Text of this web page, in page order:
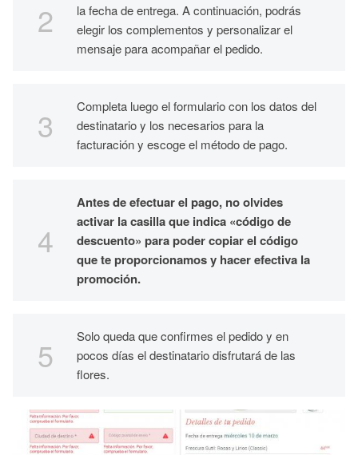
la fecha de entrega. A continuación, podrás
elegir los complementos y personalizar el
mensaje para acompañar el pedido.
Completa luego el formulario con los datos del
destinatario y los necesarios para la
facturación y escoge el método de pago.
Antes de efectuar el pago, no olvides
activar la casilla que indica «código de
descuento» para poder copiar el código
que te proporcionamos y hacer efectiva la
promoción.
Solo queda que confirmes el pedido y en
pocos días el destinatario disfrutará de las
flores.